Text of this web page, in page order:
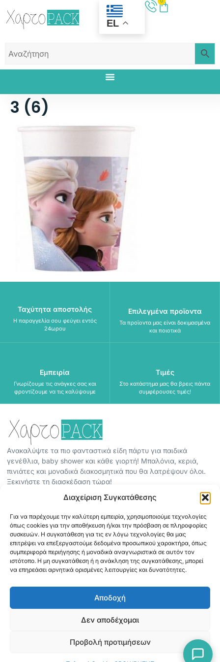
Διαχείριση Συγκατάθεσης
Για να παρέχουμε την καλύτερη εμπειρία, χρησιμοποιούμε τεχνολογίες
όπως cookies για την αποθήκευση ή/και την πρόσβαση σε πληροφορίες
συσκευών. Η συγκατάθεση για τις εν λόγω τεχνολογίες θα μας
επιτρέψει να επεξεργαστούμε δεδομένα προσωπικού χαρακτήρα, όπως
συμπεριφορά περιήγησης ή μοναδικά αναγνωριστικά σε αυτόν τον
ιστότοπο. Η μη συγκατάθεση ή η ανάκληση της συγκατάθεσης, μπορεί
να επηρεάσει αρνητικά ορισμένες λειτουργίες και δυνατότητες.
Αποδοχή
Δεν αποδέχομαι
Προβολή προτιμήσεων
EL
3 (6)
Ταχύτητα αποστολής
Η παραγγελία σου φεύγει εντός
24ωρου
Επιλεγμένα προϊοντα
Τα προϊοντα μας είναι δοκιμασμένα
και ποιοτικά
Εμπειρία
Γνωρίζουμε τις ανάγκες σας και
φροντίζουμε να τις καλύψουμε
Τιμές
Στο κατάστημα μας θα βρεις πάντα
συμφέρουσες τιμές!
Ανακαλύψτε τα πιο φανταστικά είδη πάρτυ για παιδικά
γενέθλια, baby shower και κάθε γιορτή! Μπαλόνια, κεριά,
πινιάτες και μοναδικά διακοσμητικά που θα λατρέψουν όλοι.
Ξεκινήστε τη διασκέδαση τώρα!
ΟΡΟΙ ΧΡΗΣΗΣ
ΠΟΛΙΤΙΚΗ ΑΠΟΡΡΗΤΟΥ
ABOUT
ΕΠΙΚΟΙΝΩΝΙΑ
Copyright © 2026 Mediaspot.gr Κατασκευή ιστοσελίδων